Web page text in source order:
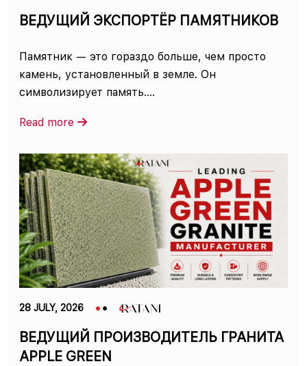
ВЕДУЩИЙ ЭКСПОРТЁР ПАМЯТНИКОВ
Памятник — это гораздо больше, чем просто
камень, установленный в земле. Он
символизирует память....
Read more
28 JULY, 2026
ВЕДУЩИЙ ПРОИЗВОДИТЕЛЬ ГРАНИТА
APPLE GREEN